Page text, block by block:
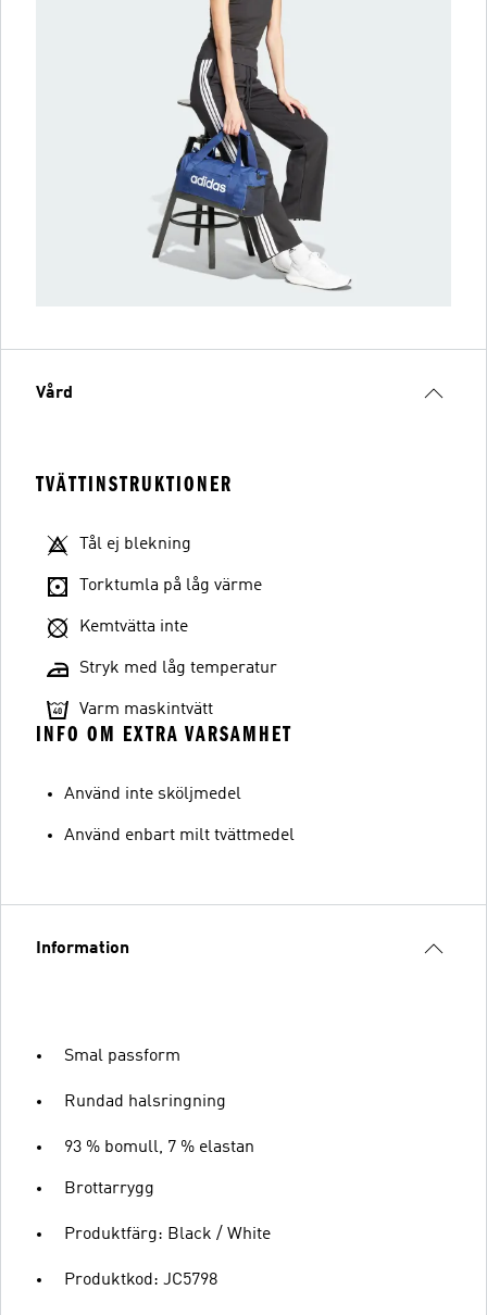
Vård
TVÄTTINSTRUKTIONER
Tål ej blekning
Torktumla på låg värme
Kemtvätta inte
Stryk med låg temperatur
Varm maskintvätt
INFO OM EXTRA VARSAMHET
Använd inte sköljmedel
Använd enbart milt tvättmedel
Information
Smal passform
Rundad halsringning
93 % bomull, 7 % elastan
Brottarrygg
Produktfärg: Black / White
Produktkod: JC5798